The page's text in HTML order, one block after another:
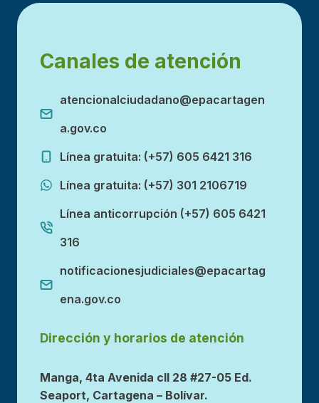
Canales de atención
atencionalciudadano@epacartagen
a.gov.co
Línea gratuita: (+57) 605 6421 316
Línea gratuita: (+57) 301 2106719
Línea anticorrupción (+57) 605 6421
316
notificacionesjudiciales@epacartag
ena.gov.co
Dirección y horarios de atención
Manga, 4ta Avenida cll 28 #27-05 Ed.
Seaport, Cartagena – Bolívar.